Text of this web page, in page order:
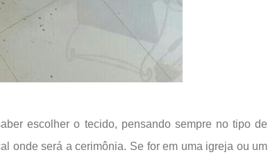
escolher o tecido, pensando sempre no tipo de
onde será a cerimônia. Se for em uma igreja ou um